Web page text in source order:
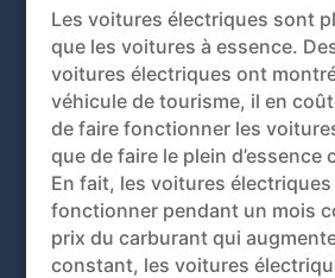
Les voitures électriques sont
que les voitures à essence.
voitures électriques ont
véhicule de tourisme, il en
de faire fonctionner les
que de faire le plein d’essence
En fait, les voitures
fonctionner pendant un mois
prix du carburant qui
constant, les voitures